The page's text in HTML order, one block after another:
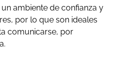
ambiente de confianza y
por lo que son ideales
comunicarse, por